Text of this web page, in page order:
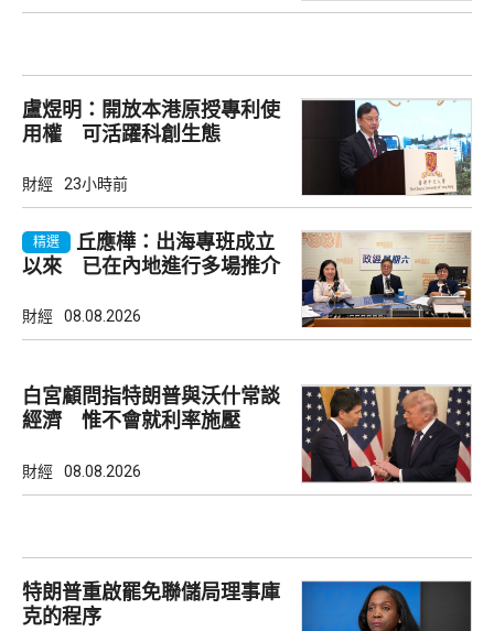
盧煜明：開放本港原授專利使
用權 可活躍科創生態
財經 23小時前
精選
丘應樺：出海專班成立
以來 已在內地進行多場推介
財經 08.08.2026
白宮顧問指特朗普與沃什常談
經濟 惟不會就利率施壓
財經 08.08.2026
特朗普重啟罷免聯儲局理事庫
克的程序